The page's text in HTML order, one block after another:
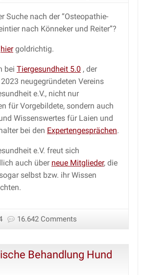
Suche nach der “Osteopathie-
nach Könneker und Reiter”?
hiergoldrichtig.
bei Tiergesundheit 5.0 , der
neugegründeten Vereins
e.V., nicht nur
für Vorgebildete, sondern auch
Wissenswertes für Laien und
bei den Expertengesprächen.
e.V. freut sich
auch über neue Mitglieder, die
selbst bzw. ihr Wissen
16.642 Comments
Behandlung Hund